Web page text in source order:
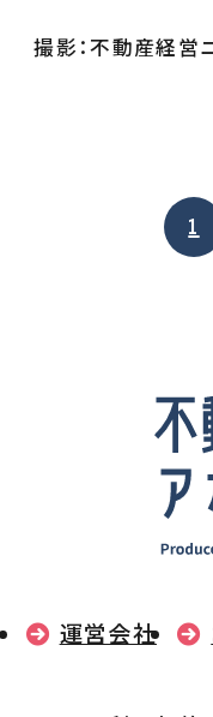
撮影：不動産経営
1
運営会社